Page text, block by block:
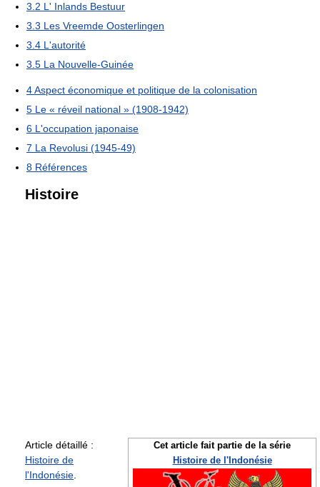
3.2 L' Inlands Bestuur
3.3 Les Vreemde Oosterlingen
3.4 L'autorité
3.5 La Nouvelle-Guinée
4Aspect économique et politique de la colonisation
5 Le « réveil national » (1908-1942)
6 L'occupation japonaise
7 La Revolusi (1945-49)
8 Références
Histoire
Cet article fait partie de la série
Histoire de l'Indonésie
Article détaillé :
Histoire de
l'Indonésie